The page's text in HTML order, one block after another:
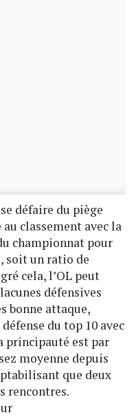
défaire du piège
classement avec la
championnat pour
soit un ratio de
cela, l’OL peut
défensives
bonne attaque,
du top 10 avec
principauté est par
moyenne depuis
que deux
rencontres.